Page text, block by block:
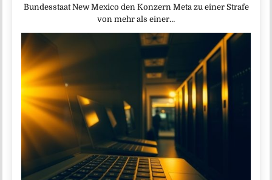
Bundesstaat New Mexico den Konzern Meta zu einer Strafe
von mehr als einer…